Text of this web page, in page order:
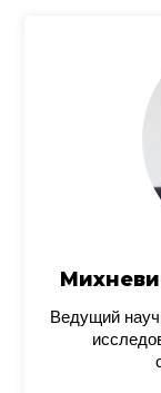
Ведущий